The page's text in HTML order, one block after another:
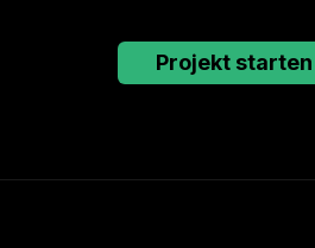
Projekt starten